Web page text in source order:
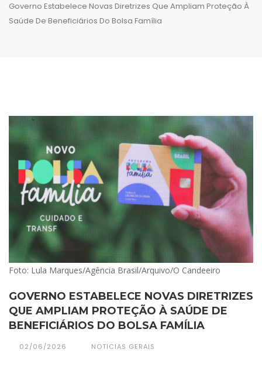
Governo Estabelece Novas Diretrizes Que Ampliam Proteção À
Saúde De Beneficiários Do Bolsa Família
Foto: Lula Marques/Agência Brasil/Arquivo/O Candeeiro
GOVERNO ESTABELECE NOVAS DIRETRIZES
QUE AMPLIAM PROTEÇÃO À SAÚDE DE
BENEFICIÁRIOS DO BOLSA FAMÍLIA
02/06/2026 NOTICIAS GERAIS